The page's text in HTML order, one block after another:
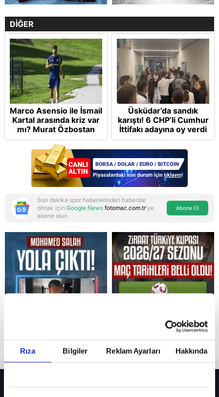
Rıza Bilgiler Reklam Ayarları Hakkında
Reddet
DİĞER
Marco Asensio ile İsmail
Kartal arasında kriz var
mı? Murat Özbostan
analiz etti: Egoları da
yönetmelisiniz
Üsküdar’da sandık
karıştı! 6 CHP’li Cumhur
İttifakı adayına oy verdi
Son dakika spor haberlerinden haberdar
olmak için Google News fotomac.com.tr'ye
abone olun.
Abone Ol